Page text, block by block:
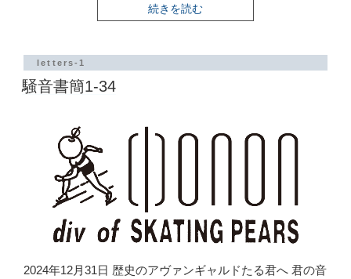
“ま
と
続きを読む
letters-1
騒音書簡1-34
2024年12月31日 歴史のアヴァンギャルドたる君へ 君の音